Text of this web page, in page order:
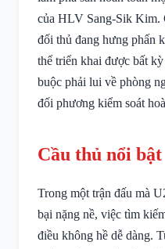
của HLV Sang-Sik Kim.
đối thủ đang hưng phấn
thể triển khai được bất
buộc phải lui về phòng
đối phương kiểm soát
Cầu thủ nổi bật
Trong một trận đấu mà
bại nặng nề, việc tìm
điều không hề dễ dàng.